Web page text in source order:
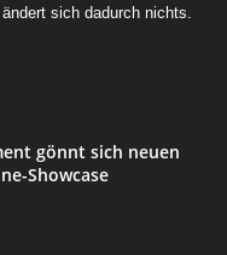
sich dadurch nichts.
gönnt sich neuen
Showcase